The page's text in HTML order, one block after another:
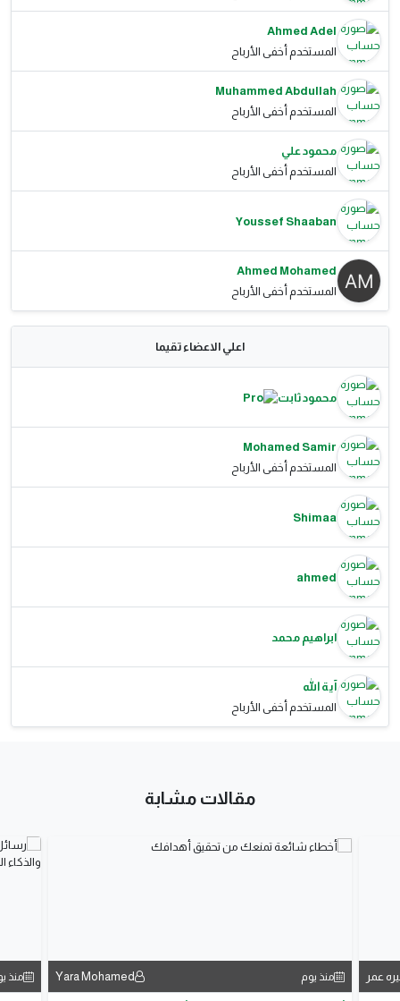
Ahmed Adel
المستخدم أخفى الأرباح
Muhammed Abdullah
المستخدم أخفى الأرباح
محمود علي
المستخدم أخفى الأرباح
Youssef Shaaban
Ahmed Mohamed
المستخدم أخفى الأرباح
اعلي الاعضاء تقيما
محمود ثابت
Mohamed Samir
المستخدم أخفى الأرباح
Shimaa
ahmed
ابراهيم محمد
آية الله
المستخدم أخفى الأرباح
مقالات مشابة
عمر منذ يوم Yara Mohamed منذ